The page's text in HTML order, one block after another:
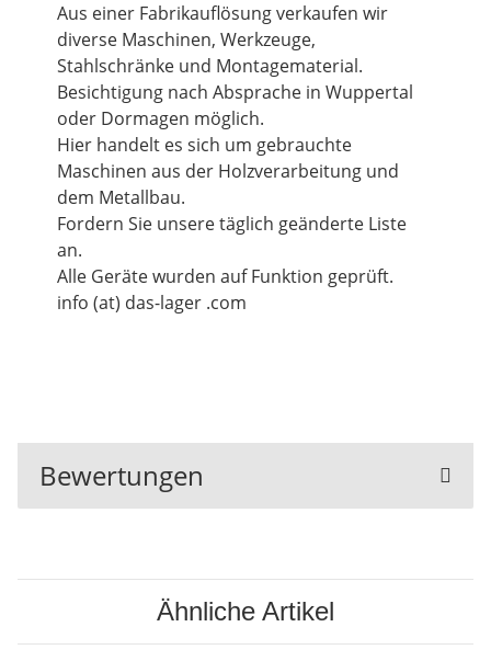
Aus einer Fabrikauflösung verkaufen wir
diverse Maschinen, Werkzeuge,
Stahlschränke und Montagematerial.
Besichtigung nach Absprache in Wuppertal
oder Dormagen möglich.
Hier handelt es sich um gebrauchte
Maschinen aus der Holzverarbeitung und
dem Metallbau.
Fordern Sie unsere täglich geänderte Liste
an.
Alle Geräte wurden auf Funktion geprüft.
info (at) das-lager .com
Bewertungen
Ähnliche Artikel